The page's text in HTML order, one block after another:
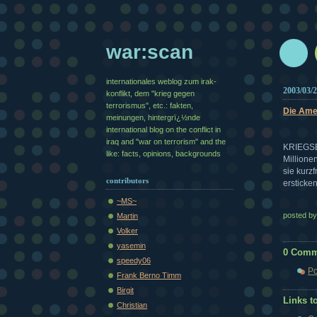
2003/03/
Die
sie
ersticken
posted
0
Links
war:scan
internationales weblog zum irak-
konflikt, dem "krieg gegen
terrorismus", etc.: fakten,
meinungen, hintergrï¿½nde
international blog on the conflict in
iraq and "war on terrorism" and the
like: facts, opinions, backgrounds
contributors
~MS~
Martin
Volker
yasemin
speedy06
Frank Berno Timm
Birgit
Christian